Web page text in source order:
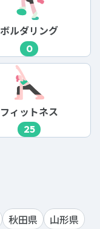
ボルダリング
0
フィットネス
25
秋田県
山形県